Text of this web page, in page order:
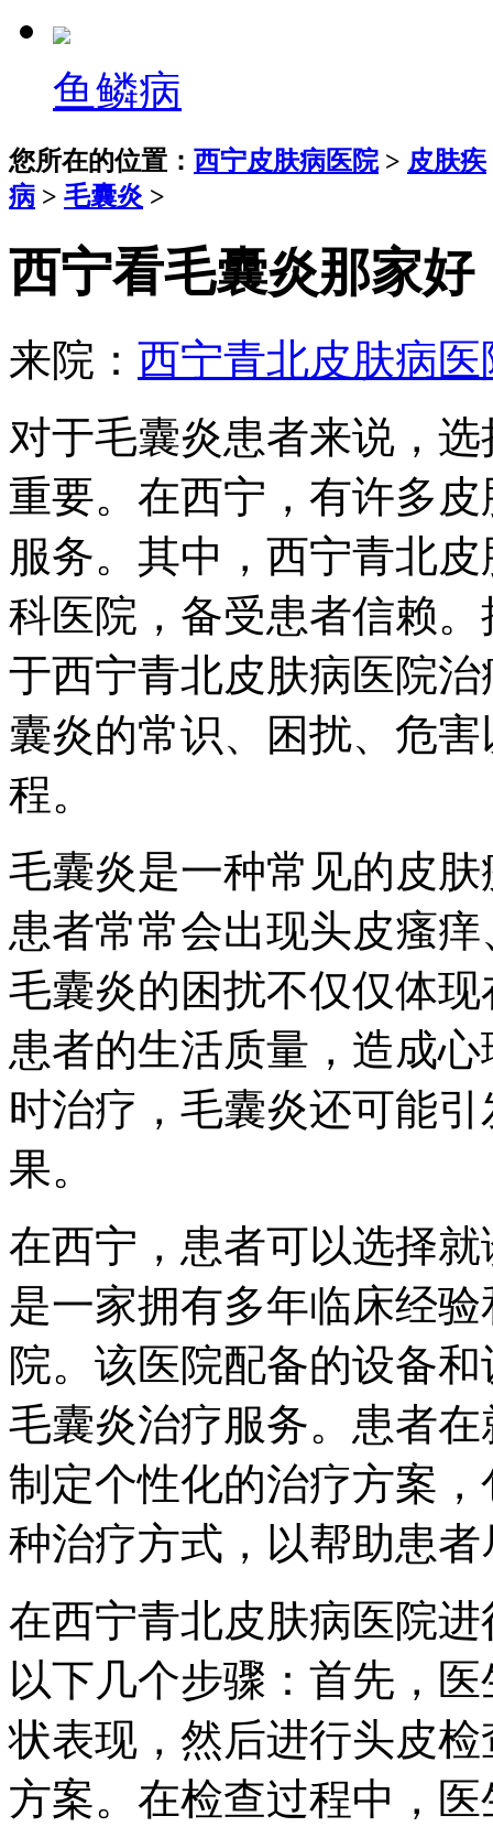
鱼鳞病
您所在的位置： 西宁皮肤病医院> 皮肤疾
病 > 毛囊炎 >
西宁看毛囊炎那家好
来院： 西宁青北皮肤病医
对于毛囊炎患者来说，
重要。在西宁，有许多
服务。其中，西宁青北
科医院，备受患者信赖
于西宁青北皮肤病医院
囊炎的常识、困扰、危
程。
毛囊炎是一种常见的皮
患者常常会出现头皮瘙
毛囊炎的困扰不仅仅体
患者的生活质量，造成
时治疗，毛囊炎还可能
果。
在西宁，患者可以选择
是一家拥有多年临床经
院。该医院配备的设备
毛囊炎治疗服务。患者
制定个性化的治疗方案
种治疗方式，以帮助患
在西宁青北皮肤病医院
以下几个步骤：首先，
状表现，然后进行头皮
方案。在检查过程中，